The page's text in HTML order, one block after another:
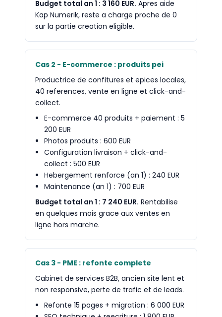
Budget total an 1 : 3 160 EUR. Apres aide
Kap Numerik, reste a charge proche de 0
sur la partie creation eligible.
Cas 2 - E-commerce : produits pei
Productrice de confitures et epices locales,
40 references, vente en ligne et click-and-
collect.
E-commerce 40 produits + paiement : 5
200 EUR
Photos produits : 600 EUR
Configuration livraison + click-and-
collect : 500 EUR
Hebergement renforce (an 1) : 240 EUR
Maintenance (an 1) : 700 EUR
Budget total an 1 : 7 240 EUR. Rentabilise
en quelques mois grace aux ventes en
ligne hors marche.
Cas 3 - PME : refonte complete
Cabinet de services B2B, ancien site lent et
non responsive, perte de trafic et de leads.
Refonte 15 pages + migration : 6 000 EUR